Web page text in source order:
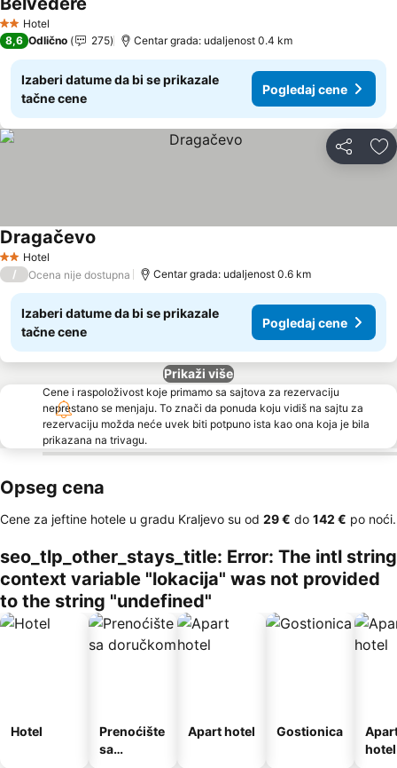
2 Zvezdice
Hotel
8,6 Odlično 275 Centar grada: udaljenost 0.4 km
Izaberi datume da bi se prikazale
tačne cene
Pogledaj cene
Deli
2 Zvezdice
Hotel
Dragačevo
/ Ocena nije dostupna Centar grada: udaljenost 0.6 km
Izaberi datume da bi se prikazale
tačne cene
Pogledaj cene
Prikaži više
Cene i raspoloživost koje primamo sa sajtova za rezervaciju
neprestano se menjaju. To znači da ponuda koju vidiš na sajtu za
rezervaciju možda neće uvek biti potpuno ista kao ona koja je bila
prikazana na trivagu.
Opseg cena
Cene za jeftine hotele u gradu Kraljevo su od ‎29 € do ‎142 € po noći.
seo_tlp_other_stays_title: Error: The intl string
context variable "lokacija" was not provided
to the string "undefined"
Hotel
Prenoćište
sa
Apart hotel Gostionica
hotel